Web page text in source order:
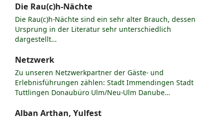
Die Rau(c)h-Nächte
Die Rau(c)h-Nächte sind ein sehr alter Brauch, dessen
Ursprung in der Literatur sehr unterschiedlich
dargestellt…
Netzwerk
Zu unseren Netzwerkpartner der Gäste- und
Erlebnisführungen zählen: Stadt Immendingen Stadt
Tuttlingen Donaubüro Ulm/Neu-Ulm Danube…
Alban Arthan, Yulfest